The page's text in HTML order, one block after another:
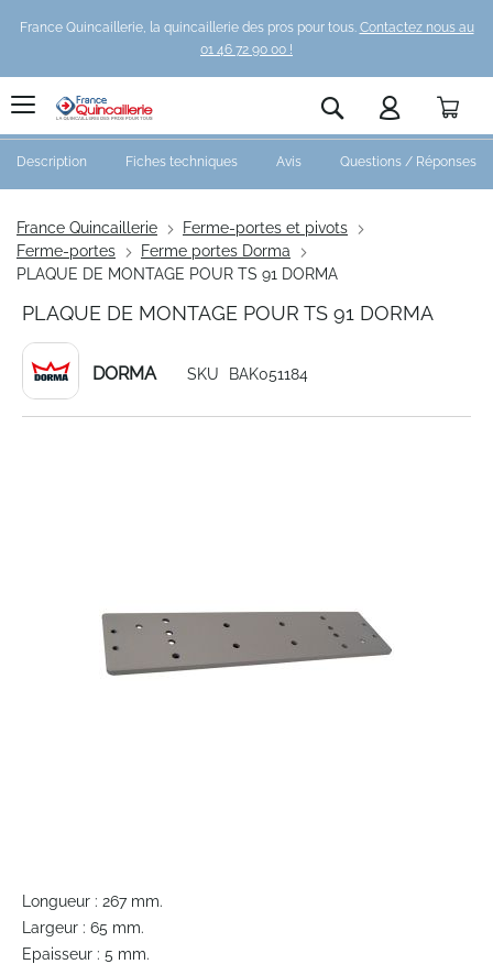
France Quincaillerie, la quincaillerie des pros pour tous. Contactez nous au
01 46 72 90 00 !
Rechercher
France Quincaillerie
Ferme-portes et pivots
Ferme-portes
Ferme portes Dorma
PLAQUE DE MONTAGE POUR TS 91 DORMA
PLAQUE DE MONTAGE POUR TS 91 DORMA
DORMA SKU BAK051184
to
the
beginning
of
Longueur : 267 mm.
Largeur : 65 mm.
Epaisseur : 5 mm.
Description Fiches techniques Avis Questions / Réponses